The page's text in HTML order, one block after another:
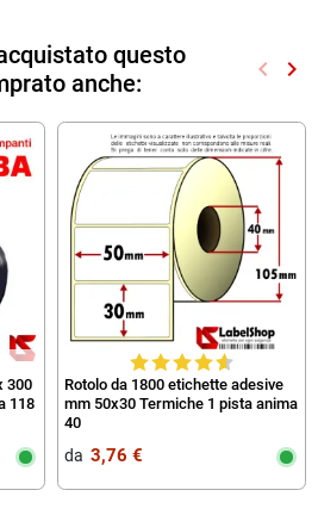
questo
anche:
keyboard_arrow_left keyboard_arrow_right
300
118
Rotolo da 1800 etichette adesive
mm 50x30 Termiche 1 pista anima
40
da‎ ‎ 3,76 €